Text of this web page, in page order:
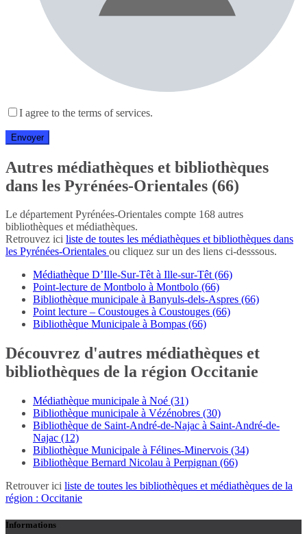
I agree to the terms of services.
Autres médiathèques et bibliothèques
dans les Pyrénées-Orientales (66)
Le département Pyrénées-Orientales compte 168 autres
bibliothèques et médiathèques.
Retrouvez ici liste de toutes les médiathèques et bibliothèques dans
les Pyrénées-Orientales ou cliquez sur un des liens ci-desssous.
Médiathèque D’Ille-Sur-Têt à Ille-sur-Têt (66)
Point-lecture de Montbolo à Montbolo (66)
Bibliothèque municipale à Banyuls-dels-Aspres (66)
Point lecture – Coustouges à Coustouges (66)
Bibliothèque Municipale à Bompas (66)
Découvrez d'autres médiathèques et
bibliothèques de la région Occitanie
Médiathèque municipale à Noé (31)
Bibliothèque municipale à Vézénobres (30)
Bibliothèque de Saint-André-de-Najac à Saint-André-de-
Najac (12)
Bibliothèque Municipale à Félines-Minervois (34)
Bibliothèque Bernard Nicolau à Perpignan (66)
Retrouver ici liste de toutes les bibliothèques et médiathèques de la
région : Occitanie
Informations